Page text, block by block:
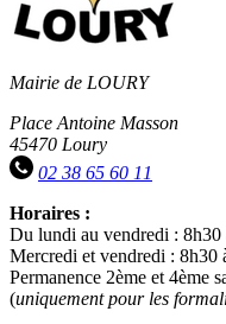
Mairie de LOURY
Place Antoine Masson
45470 Loury
02 38 65 60 11
Horaires :
Du lundi au vendredi : 8h30
Mercredi et vendredi : 8h30
Permanence 2ème et 4ème
(uniquement pour les